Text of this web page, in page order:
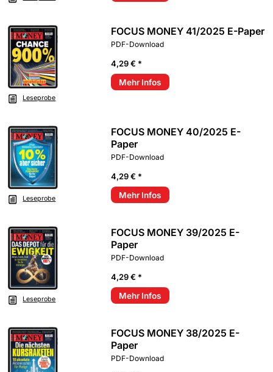
Leseprobe
FOCUS MONEY 41/2025 E-Paper
PDF-Download
4,29 € *
Mehr Infos
Leseprobe
FOCUS MONEY 40/2025 E-
Paper
PDF-Download
4,29 € *
Mehr Infos
Leseprobe
FOCUS MONEY 39/2025 E-
Paper
PDF-Download
4,29 € *
Mehr Infos
FOCUS MONEY 38/2025 E-
Paper
PDF-Download